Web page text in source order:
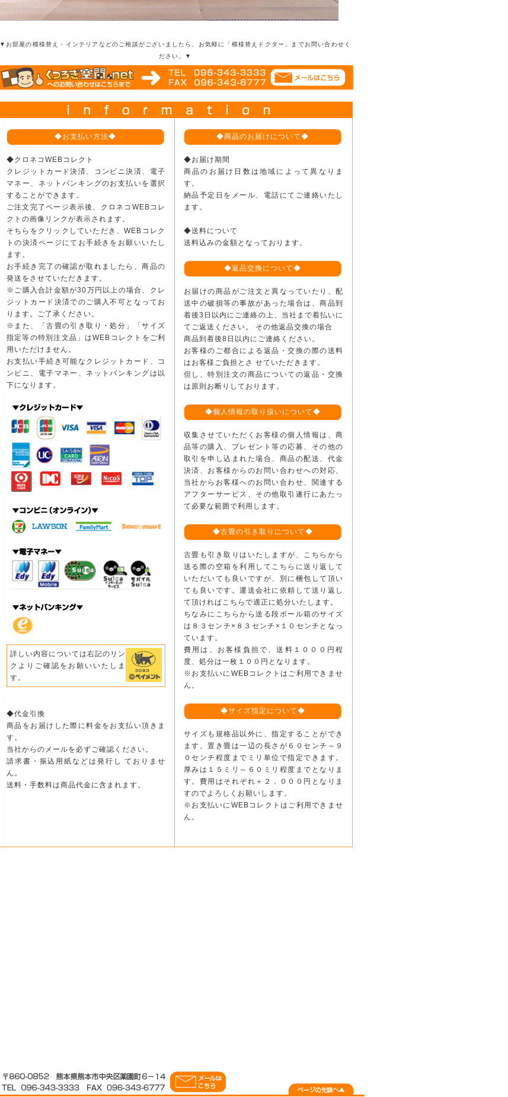
▼お部屋の模様替え・インテリアなどのご相談がございましたら、お気軽に「模様替えドクター」までお問い合わせく
ださい。▼
◆お支払い方法◆
◆クロネコWEBコレクト
クレジットカード決済、コンビニ決済、電子
マネー、ネットバンキングのお支払いを選択
することができます。
ご注文完了ページ表示後、クロネコWEBコレ
クトの画像リンクが表示されます。
そちらをクリックしていただき、WEBコレク
トの決済ページにてお手続きをお願いいたし
ます。
お手続き完了の確認が取れましたら、商品の
発送をさせていただきます。
※ご購入合計金額が30万円以上の場合、クレ
ジットカード決済でのご購入不可となってお
ります。ご了承ください。
※また、「古畳の引き取り・処分」「サイズ
指定等の特別注文品」はWEBコレクトをご利
用いただけません。
お支払い手続き可能なクレジットカード、コ
ンビニ、電子マネー、ネットバンキングは以
下になります。
詳しい内容については右記のリン
クよりご確認をお願いいたしま
す。
◆代金引換
商品をお届けした際に料金をお支払い頂きま
す。
当社からのメールを必ずご確認ください。
請求書・振込用紙などは発行し ておりませ
ん。
送料・手数料は商品代金に含まれます。
◆商品のお届けについて◆
◆お届け期間
商品のお届け日数は地域によって異なりま
す。
納品予定日をメール、電話にてご連絡いたし
ます。
◆送料について
送料込みの金額となっております。
◆返品交換について◆
お届けの商品がご注文と異なっていたり、配
送中の破損等の事故があった場合は、商品到
着後3日以内にご連絡の上、当社まで着払いに
てご返送ください。 その他返品交換の場合
商品到着後8日以内にご連絡ください。
お客様のご都合による返品・交換の際の送料
はお客様ご負担とさ せていただきます。
但し、特別注文の商品についての返品・交換
は原則お断りしております。
◆個人情報の取り扱いについて◆
収集させていただくお客様の個人情報は、商
品等の購入、プレゼント等の応募、その他の
取引を申し込まれた場合、商品の配送、代金
決済、お客様からのお問い合わせへの対応、
当社からお客様へのお問い合わせ、関連する
アフターサービス、その他取引遂行にあたっ
て必要な範囲で利用します。
◆古畳の引き取りについて◆
古畳も引き取りはいたしますが、こちらから
送る際の空箱を利用してこちらに送り返して
いただいても良いですが、別に梱包して頂い
ても良いです。運送会社に依頼して送り返し
て頂ければこちらで適正に処分いたします。
ちなみにこちらから送る段ボール箱のサイズ
は８３センチ×８３センチ×１０センチとなっ
ています。
費用は、お客様負担で、送料１０００円程
度、処分は一枚１００円となります。
※お支払いにWEBコレクトはご利用できませ
ん。
◆サイズ指定について◆
サイズも規格品以外に、指定することができ
ます。置き畳は一辺の長さが６０センチ～９
０センチ程度までミリ単位で指定できます。
厚みは１５ミリ～６０ミリ程度までとなりま
す。費用はそれぞれ＋２，０００円となりま
すのでよろしくお願いします。
※お支払いにWEBコレクトはご利用できませ
ん。